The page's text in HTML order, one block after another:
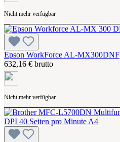
Nicht mehr verfügbar
Epson WorkForce AL-MX300DNF
632,16 € brutto
Nicht mehr verfügbar